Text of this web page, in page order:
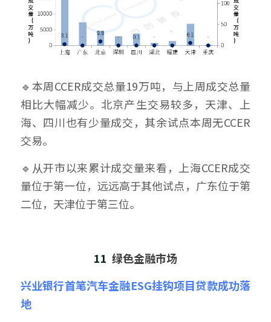
🔹本周CCER成交总量19万吨，与上周成交总量
相比大幅减少。北京产生交易较多，天津、上
海、四川也有少量成交，其余试点本周无CCER
交易。
🔹从开市以来累计成交量来看，上海CCER成交
量位于第一位，远远高于其他试点，广东位于第
二位，天津位于第三位。
11 绿色金融市场
兴业银行首笔汽车金融ESG挂钩项目贷款成功落
地